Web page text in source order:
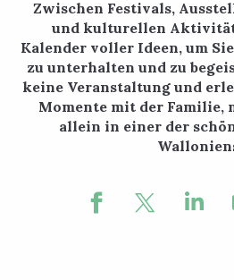
Zwischen Festivals,
und kulturellen
Kalender voller Ideen, um
zu unterhalten und zu
keine Veranstaltung und
Momente mit der Familie,
allein in einer der